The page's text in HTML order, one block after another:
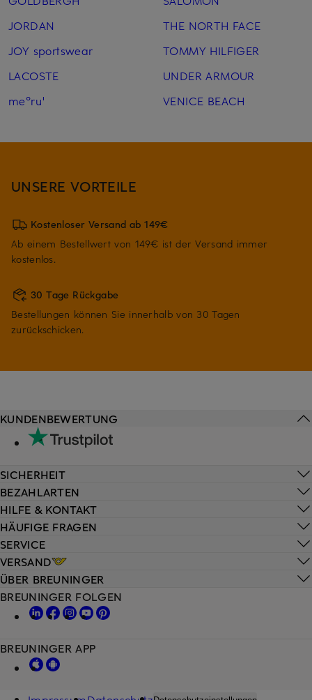
JORDAN
JOY sportswear
LACOSTE
me°ru'
THE NORTH FACE
TOMMY HILFIGER
UNDER ARMOUR
VENICE BEACH
UNSERE VORTEILE
Kostenloser Versand ab 149€
Ab einem Bestellwert von 149€ ist der Versand immer
kostenlos.
30 Tage Rückgabe
Bestellungen können Sie innerhalb von 30 Tagen
zurückschicken.
HILFE & KONTAKT
HÄUFIGE FRAGEN
SERVICE
VERSAND
KUNDENBEWERTUNG
SICHERHEIT
BEZAHLARTEN
ÜBER BREUNINGER
BREUNINGER FOLGEN
BREUNINGER APP